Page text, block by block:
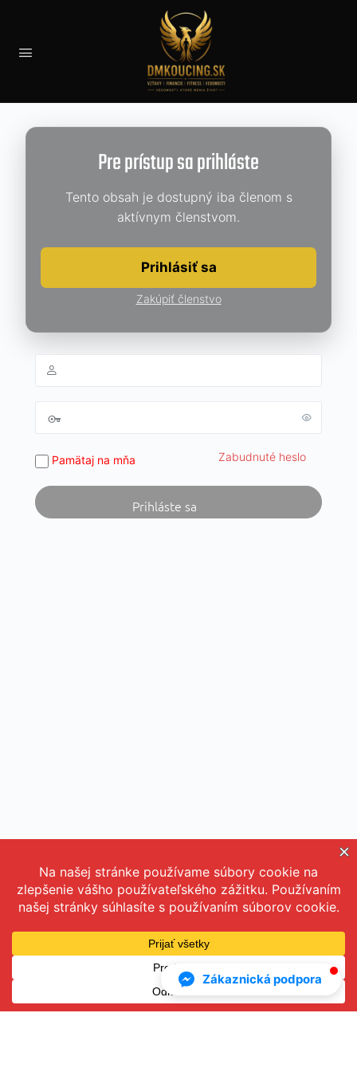
Pre prístup sa prihláste
Tento obsah je dostupný iba členom s
aktívnym členstvom.
Prihlásiť sa
Zakúpiť členstvo
Pamätaj na mňa Zabudnuté heslo
Všeobecné obchodné podmienky Ochrana osobných údajov
kontakt@dmkoucing.sk
Zákaznická podpora